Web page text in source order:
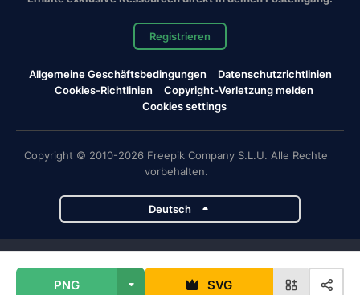
PNG SVG
Registrieren
Allgemeine Geschäftsbedingungen
Datenschutzrichtlinien
Cookies-Richtlinien
Copyright-Verletzung melden
Cookies settings
Copyright © 2010-2026 Freepik Company S.L.U. Alle Rechte
vorbehalten.
Deutsch